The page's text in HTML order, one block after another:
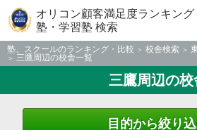
オリコン顧客満足度ランキング
塾・学習塾 検索
塾、スクールのランキング・比較 校舎検索
三鷹周辺の校舎一覧
三鷹周辺の校
目的から絞り